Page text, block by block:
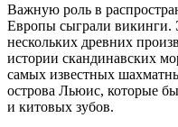
Важную роль в
Европы сыграли викинги.
нескольких древних
истории скандинавских
самых известных
острова Льюис, которые
и китовых зубов.